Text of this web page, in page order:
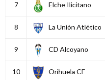
7 Elche Ilicitano
8 La Unión Atlético
9 CD Alcoyano
10 Orihuela CF